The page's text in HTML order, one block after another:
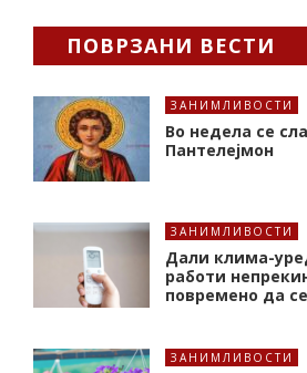
ПОВРЗАНИ ВЕСТИ
ЗАНИМЛИВОСТИ
Во недела се
Пантелејмон
ЗАНИМЛИВОСТИ
Дали клима-
работи
повремено да
ЗАНИМЛИВОСТИ